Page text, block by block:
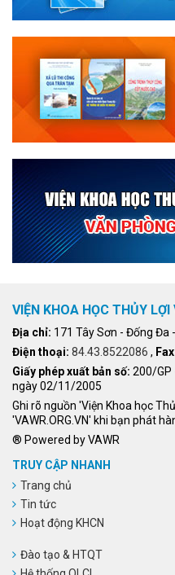
VIỆN KHOA HỌC THỦY LỢI
Địa chỉ: 171 Tây Sơn - Đống Đa -
Điện thoại: 84.43.8522086 ,
Giấy phép xuất bản số: 200/GP
ngày 02/11/2005
Ghi rõ nguồn 'Viện Khoa học
'VAWR.ORG.VN' khi bạn phát
® Powered by VAWR
TRUY CẬP NHANH
Trang chủ
Tin tức
Hoạt động KHCN
Đào tạo & HTQT